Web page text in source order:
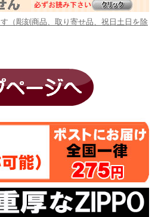
（彫刻商品、取り寄せ品、祝日土日を除